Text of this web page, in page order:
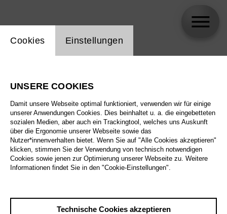
Einstellung Website Cookie
Cookies Einstellungen
UNSERE COOKIES
Damit unsere Webseite optimal funktioniert, verwenden wir für einige
unserer Anwendungen Cookies. Dies beinhaltet u. a. die eingebetteten
sozialen Medien, aber auch ein Trackingtool, welches uns Auskunft
über die Ergonomie unserer Webseite sowie das
Nutzer*innenverhalten bietet. Wenn Sie auf "Alle Cookies akzeptieren"
klicken, stimmen Sie der Verwendung von technisch notwendigen
Cookies sowie jenen zur Optimierung unserer Webseite zu. Weitere
Informationen findet Sie in den "Cookie-Einstellungen".
Technische Cookies akzeptieren